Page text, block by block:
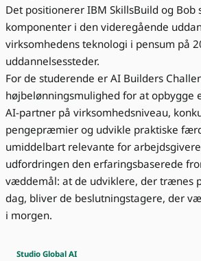
Det positionerer IBM SkillsBuild og
komponenter i den videregående
virksomhedens teknologi i pensum på
uddannelsessteder.
For de studerende er AI Builders
højbelønningsmulighed for at opbygge
AI-partner på virksomhedsniveau,
pengepræmier og udvikle praktiske
umiddelbart relevante for
udfordringen den erfaringsbaserede
væddemål: at de udviklere, der trænes
dag, bliver de beslutningstagere, der
i morgen.
Studio Global AI